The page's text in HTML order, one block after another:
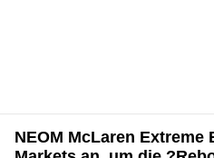
NEOM McLaren